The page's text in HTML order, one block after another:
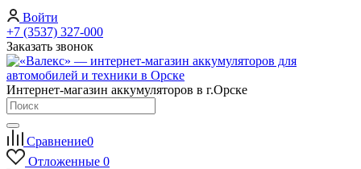
Войти
+7 (3537) 327-000
Заказать звонок
Интернет-магазин аккумуляторов в г.Орске
Сравнение0
Отложенные 0